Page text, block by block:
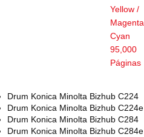
Drum Konica Minolta Bizhub C224
Drum Konica Minolta Bizhub C224e
Drum Konica Minolta Bizhub C284
Drum Konica Minolta Bizhub C284e